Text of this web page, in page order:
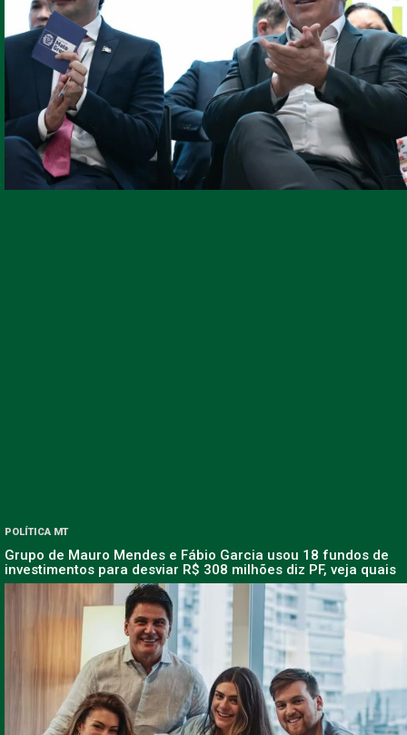
POLÍTICA MT
Grupo de Mauro Mendes e Fábio Garcia usou 18 fundos de
investimentos para desviar R$ 308 milhões diz PF, veja quais